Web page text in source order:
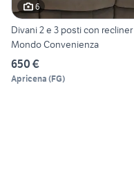
6
Divani 2 e 3 posti con recliner
Mondo Convenienza
650 €
Apricena (FG)